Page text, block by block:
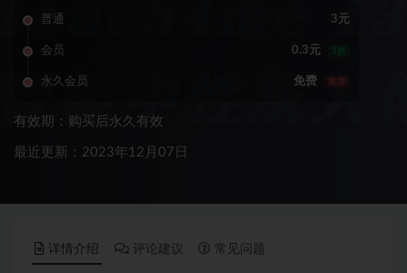
普通 3元
会员 0.3元
永久会员 免费 推荐
有效期：购买后永久有效
最近更新：2023年12月07日
详情介绍 评论建议 常见问题